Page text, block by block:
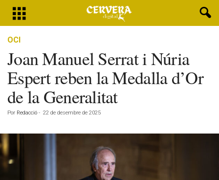
OCI
Joan Manuel Serrat i Núria
Espert reben la Medalla d’Or
de la Generalitat
Por Redacció - 22 de desembre de 2025